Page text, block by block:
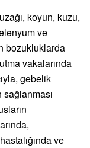
koyun, kuzu,
ve
bozukluklarda
vakalarında
gebelik
ve